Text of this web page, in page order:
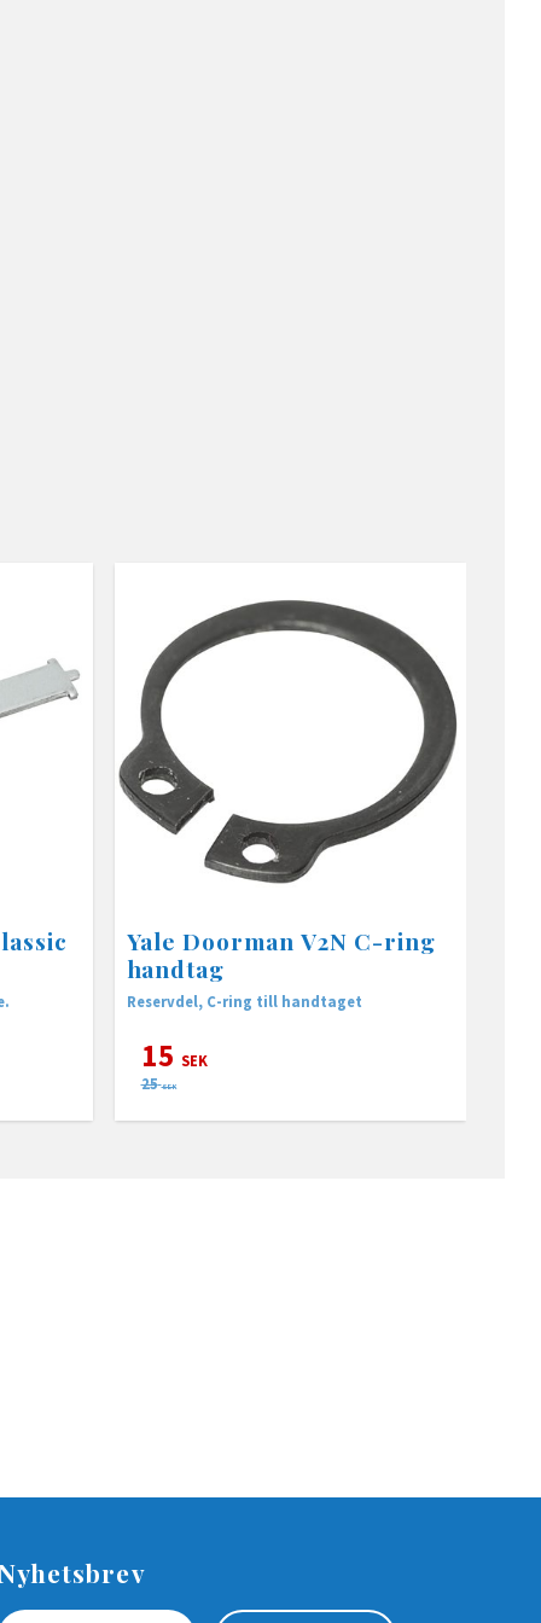
Yale Doorman V2N C-ring
handtag
Reservdel, C-ring till handtaget
15 SEK
25 SEK